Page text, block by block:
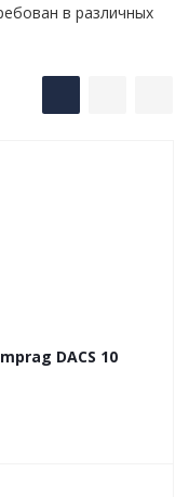
в различных
DACS 10